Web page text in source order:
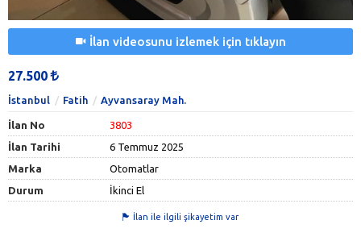
İlan videosunu izlemek için tıklayın
27.500
İstanbul Fatih Ayvansaray Mah.
İlan No
3803
İlan Tarihi
6 Temmuz 2025
Marka
Otomatlar
Durum
İkinci El
İlan ile ilgili şikayetim var